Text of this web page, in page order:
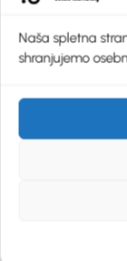
Naša spletna
shranjujemo